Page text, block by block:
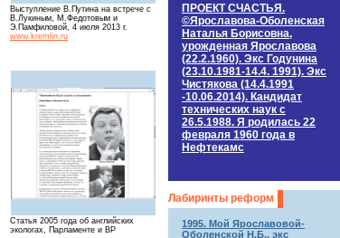
Выступление В.Путина на встрече с
В.Лукиным, М.Федотовым и
Э.Памфиловой, 4 июля 2013 г.
www.kremlin.ru
Статья 2005 года об английских
экологах, Парламенте и BP
ПРОЕКТ СЧАСТЬЯ.
©Ярославова-Оболенская
Наталья Борисовна,
урожденная Ярославова
(22.2.1960). Экс Годунина
(23.10.1981-14.4. 1991). Экс
Чистякова (14.4.1991
-10.06.2014). Кандидат
технических наук c
26.5.1988. Я родилась 22
февраля 1960 года в
Нефтекамс
Лабиринты реформ
1995. Мой Ярославовой-
Оболенской Н.Б., экс